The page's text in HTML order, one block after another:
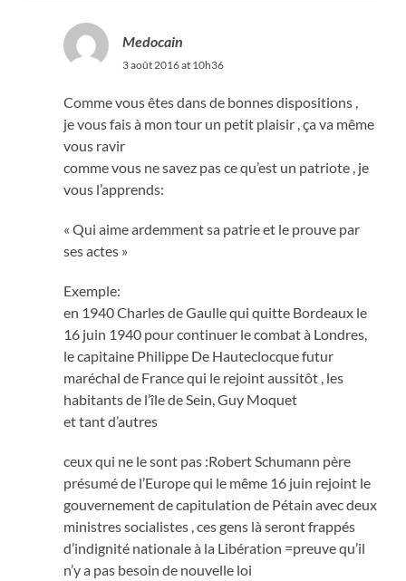
Medocain
3 août 2016 at 10h36
Comme vous êtes dans de bonnes dispositions ,
je vous fais à mon tour un petit plaisir , ça va même
vous ravir
comme vous ne savez pas ce qu’est un patriote , je
vous l’apprends:
« Qui aime ardemment sa patrie et le prouve par
ses actes »
Exemple:
en 1940 Charles de Gaulle qui quitte Bordeaux le
16 juin 1940 pour continuer le combat à Londres,
le capitaine Philippe De Hauteclocque futur
maréchal de France qui le rejoint aussitôt , les
habitants de l’île de Sein, Guy Moquet
et tant d’autres
ceux qui ne le sont pas :Robert Schumann père
présumé de l’Europe qui le même 16 juin rejoint le
gouvernement de capitulation de Pétain avec deux
ministres socialistes , ces gens là seront frappés
d’indignité nationale à la Libération =preuve qu’il
n’y a pas besoin de nouvelle loi